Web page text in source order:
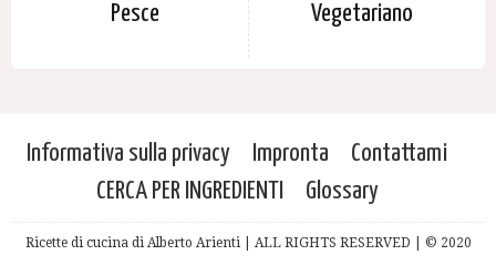
Pesce Vegetariano
Informativa sulla privacy Impronta
Contattami
CERCA PER INGREDIENTI
Glossary
Ricette di cucina di Alberto Arienti | ALL RIGHTS RESERVED | © 2020